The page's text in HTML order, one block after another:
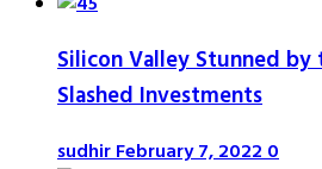
Silicon Valley Stunned by
Slashed Investments
sudhirFebruary 7, 20220